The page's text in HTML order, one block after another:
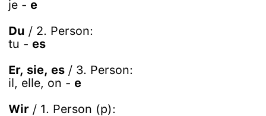
je - e
Du / 2. Person:
tu - es
Er, sie, es / 3. Person:
il, elle, on - e
Wir / 1. Person (p):